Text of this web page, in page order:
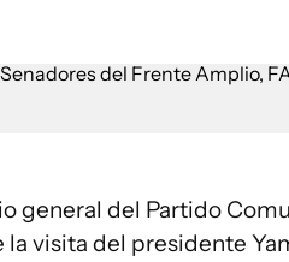
general del Partido
la visita del presidente